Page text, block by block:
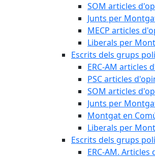
SOM articles
Junts per
MECP articles
Liberals per
Escrits dels grups
ERC-AM articles
PSC articles
SOM articles
Junts per
Montgat en
Liberals per
Escrits dels grups
ERC-AM.